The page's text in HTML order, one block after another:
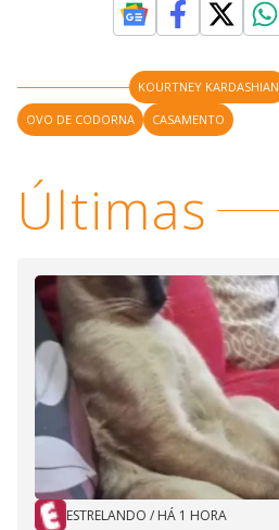
KOURTNEY KARDASHIAN
OVO DE CODORNA
CASAMENTO
Últimas
ESTRELANDO / HÁ 1 HORA